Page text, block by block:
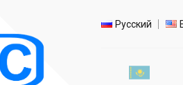
Выбор
Русский